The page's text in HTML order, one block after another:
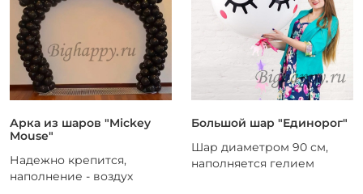
Арка из шаров "Mickey
Mouse"
Надежно крепится,
наполнение - воздух
Большой шар "Единорог"
Шар диаметром 90 см,
наполняется гелием